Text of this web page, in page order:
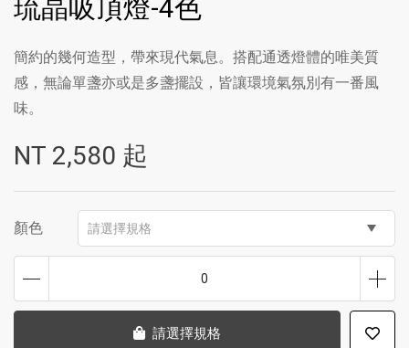
琉晶吸頂燈-4色
簡約的幾何造型，帶來現代氣息。搭配通透燈體的唯美質
感，無論單盞亦或是多盞擺設，皆讓環境氣氛別有一番風
味。
NT 2,580 起
顏色 請選擇規格
0
請選擇規格